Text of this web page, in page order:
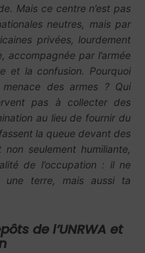
Mais ce centre n’est pas
neutres, mais par
privées, lourdement
accompagnée par l’armée
et la confusion. Pourquoi
menace des armes ? Qui
pas à collecter des
au lieu de fournir du
la queue devant des
seulement humiliante,
de l’occupation : il ne
une terre, mais aussi ta
de l’UNRWA et